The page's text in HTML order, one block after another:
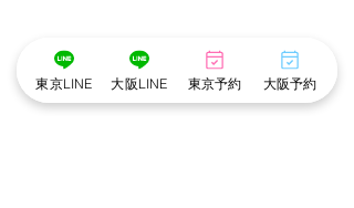
東京LINE 大阪LINE 東京予約 大阪予約